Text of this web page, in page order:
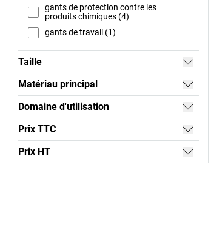
gants de protection contre les
produits chimiques (4)
gants de travail (1)
Taille
Matériau principal
Domaine d'utilisation
Prix TTC
Prix HT